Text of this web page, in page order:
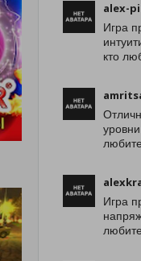
alex-
Игра
кто
Игра